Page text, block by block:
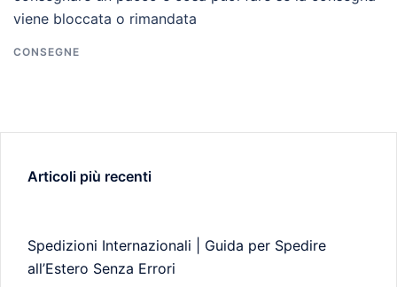
viene bloccata o rimandata
CONSEGNE
Articoli più recenti
Spedizioni Internazionali | Guida per Spedire
all’Estero Senza Errori